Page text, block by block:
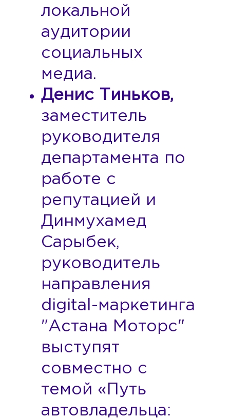
локальной
аудитории
социальных
медиа.
Денис Тиньков,
заместитель
руководителя
департамента по
работе с
репутацией и
Динмухамед
Сарыбек,
руководитель
направления
digital-маркетинга
"Астана Моторс"
выступят
совместно с
темой «Путь
автовладельца: